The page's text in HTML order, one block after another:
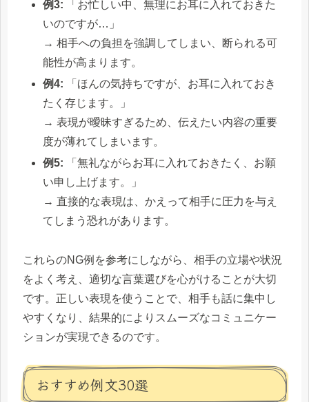
例3: 「お忙しい中、無理にお耳に入れておきた
いのですが…」
→ 相手への負担を強調してしまい、断られる可
能性が高まります。
例4: 「ほんの気持ちですが、お耳に入れておき
たく存じます。」
→ 表現が曖昧すぎるため、伝えたい内容の重要
度が薄れてしまいます。
例5: 「無礼ながらお耳に入れておきたく、お願
い申し上げます。」
→ 直接的な表現は、かえって相手に圧力を与え
てしまう恐れがあります。
これらのNG例を参考にしながら、相手の立場や状況
をよく考え、適切な言葉選びを心がけることが大切
です。正しい表現を使うことで、相手も話に集中し
やすくなり、結果的によりスムーズなコミュニケー
ションが実現できるのです。
おすすめ例文30選